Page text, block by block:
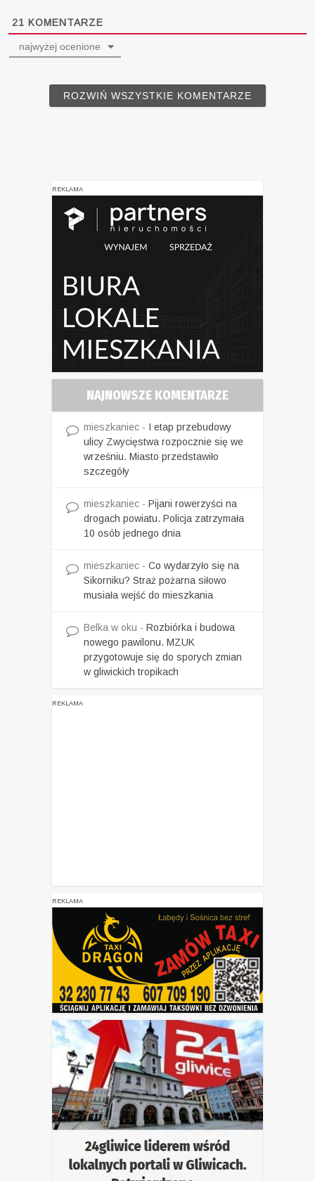
21 KOMENTARZE
najwyżej ocenione
ROZWIŃ WSZYSTKIE KOMENTARZE
REKLAMA
NAJNOWSZE KOMENTARZE
mieszkaniec - I etap przebudowy
ulicy Zwycięstwa rozpocznie się we
wrześniu. Miasto przedstawiło
szczegóły
mieszkaniec - Pijani rowerzyści na
drogach powiatu. Policja zatrzymała
10 osób jednego dnia
mieszkaniec - Co wydarzyło się na
Sikorniku? Straż pożarna siłowo
musiała wejść do mieszkania
Belka w oku - Rozbiórka i budowa
nowego pawilonu. MZUK
przygotowuje się do sporych zmian
w gliwickich tropikach
REKLAMA
REKLAMA